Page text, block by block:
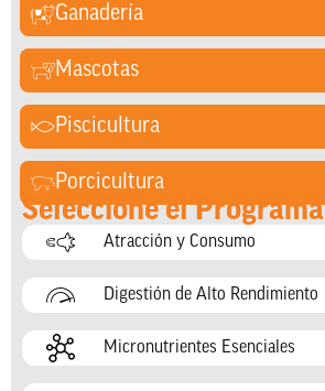
Ganadería
Mascotas
Piscicultura
Porcicultura
Seleccione el Programa
Atracción y Consumo
Digestión de Alto Rendimiento
Micronutrientes Esenciales